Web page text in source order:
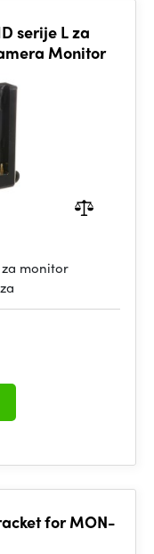
serije L za
Monitor
monitor
for MON-